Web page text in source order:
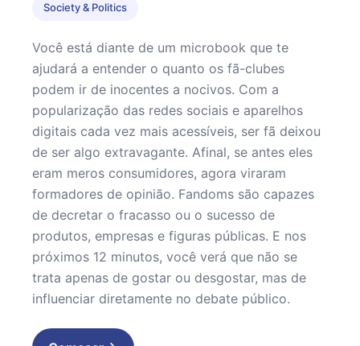
Society & Politics
Você está diante de um microbook que te
ajudará a entender o quanto os fã-clubes
podem ir de inocentes a nocivos. Com a
popularização das redes sociais e aparelhos
digitais cada vez mais acessíveis, ser fã deixou
de ser algo extravagante. Afinal, se antes eles
eram meros consumidores, agora viraram
formadores de opinião. Fandoms são capazes
de decretar o fracasso ou o sucesso de
produtos, empresas e figuras públicas. E nos
próximos 12 minutos, você verá que não se
trata apenas de gostar ou desgostar, mas de
influenciar diretamente no debate público.